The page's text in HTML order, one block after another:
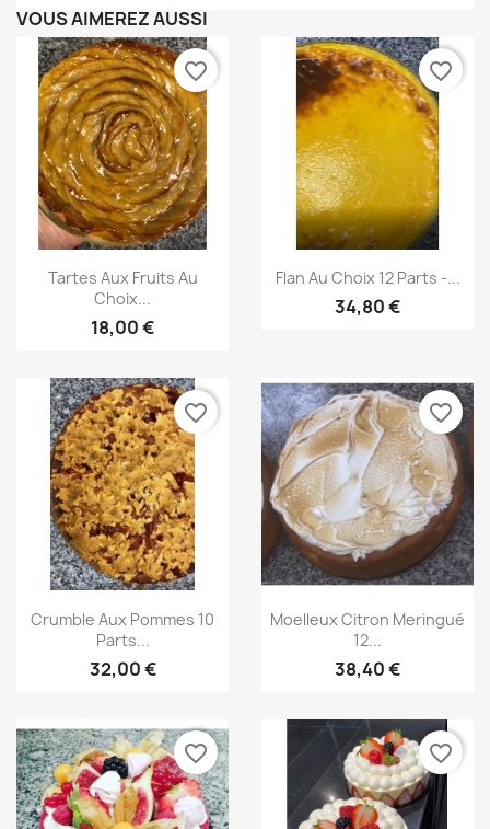
VOUS AIMEREZ AUSSI
Aperçu rapide
Tartes Aux Fruits Au
Choix...
18,00 €
favorite_border
Aperçu rapide
Flan Au Choix 12 Parts -...
34,80 €
favorite_border
Aperçu rapide
Crumble Aux Pommes 10
Parts...
32,00 €
favorite_border
Aperçu rapide
Moelleux Citron Meringué
12...
38,40 €
favorite_border
favorite_border favorite_border